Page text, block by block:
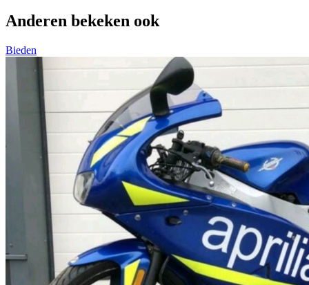
Anderen bekeken ook
Bieden